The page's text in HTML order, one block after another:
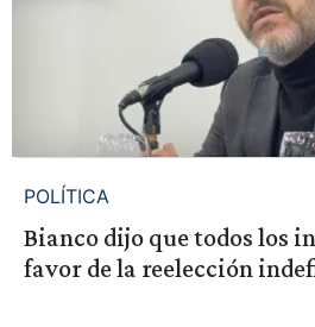
POLÍTICA
Bianco dijo que todos los
favor de la reelección